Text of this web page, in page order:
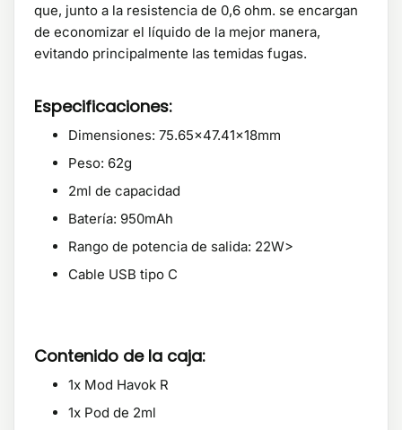
que, junto a la resistencia de 0,6 ohm. se encargan
de economizar el líquido de la mejor manera,
evitando principalmente las temidas fugas.
Especificaciones:
Dimensiones: 75.65×47.41x18mm
Peso: 62g
2ml de capacidad
Batería: 950mAh
Rango de potencia de salida: 22W>
Cable USB tipo C
Contenido de la caja:
1x Mod Havok R
1x Pod de 2ml